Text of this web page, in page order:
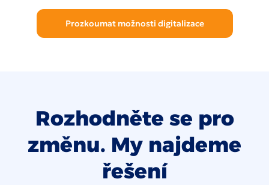
Prozkoumat možnosti digitalizace
Rozhodněte se pro
změnu. My najdeme
řešení